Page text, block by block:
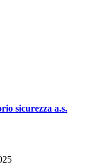
sicurezza a.s.